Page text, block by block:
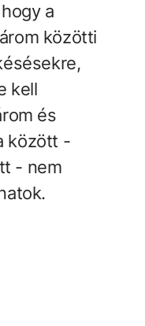
a
közötti
kell
és
között -
- nem